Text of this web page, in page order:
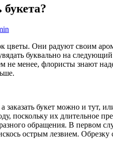
цветы. Они радуют своим
буквально на
не менее, флористы знают
заказать букет можно и тут,
поскольку их
обращения. В первом
острым лезвием.